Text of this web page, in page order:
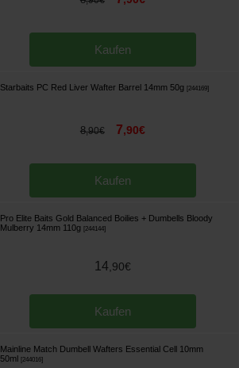
Kaufen
Starbaits PC Red Liver Wafter Barrel 14mm 50g [244169]
8,90€ 7,90€
Kaufen
Pro Elite Baits Gold Balanced Boilies + Dumbells Bloody
Mulberry 14mm 110g [244144]
14 90€
Kaufen
Mainline Match Dumbell Wafters Essential Cell 10mm
50ml [244016]